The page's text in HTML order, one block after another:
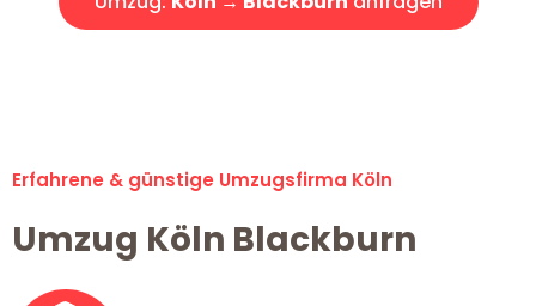
Erfahrene & günstige Umzugsfirma Köln
Umzug Köln Blackburn